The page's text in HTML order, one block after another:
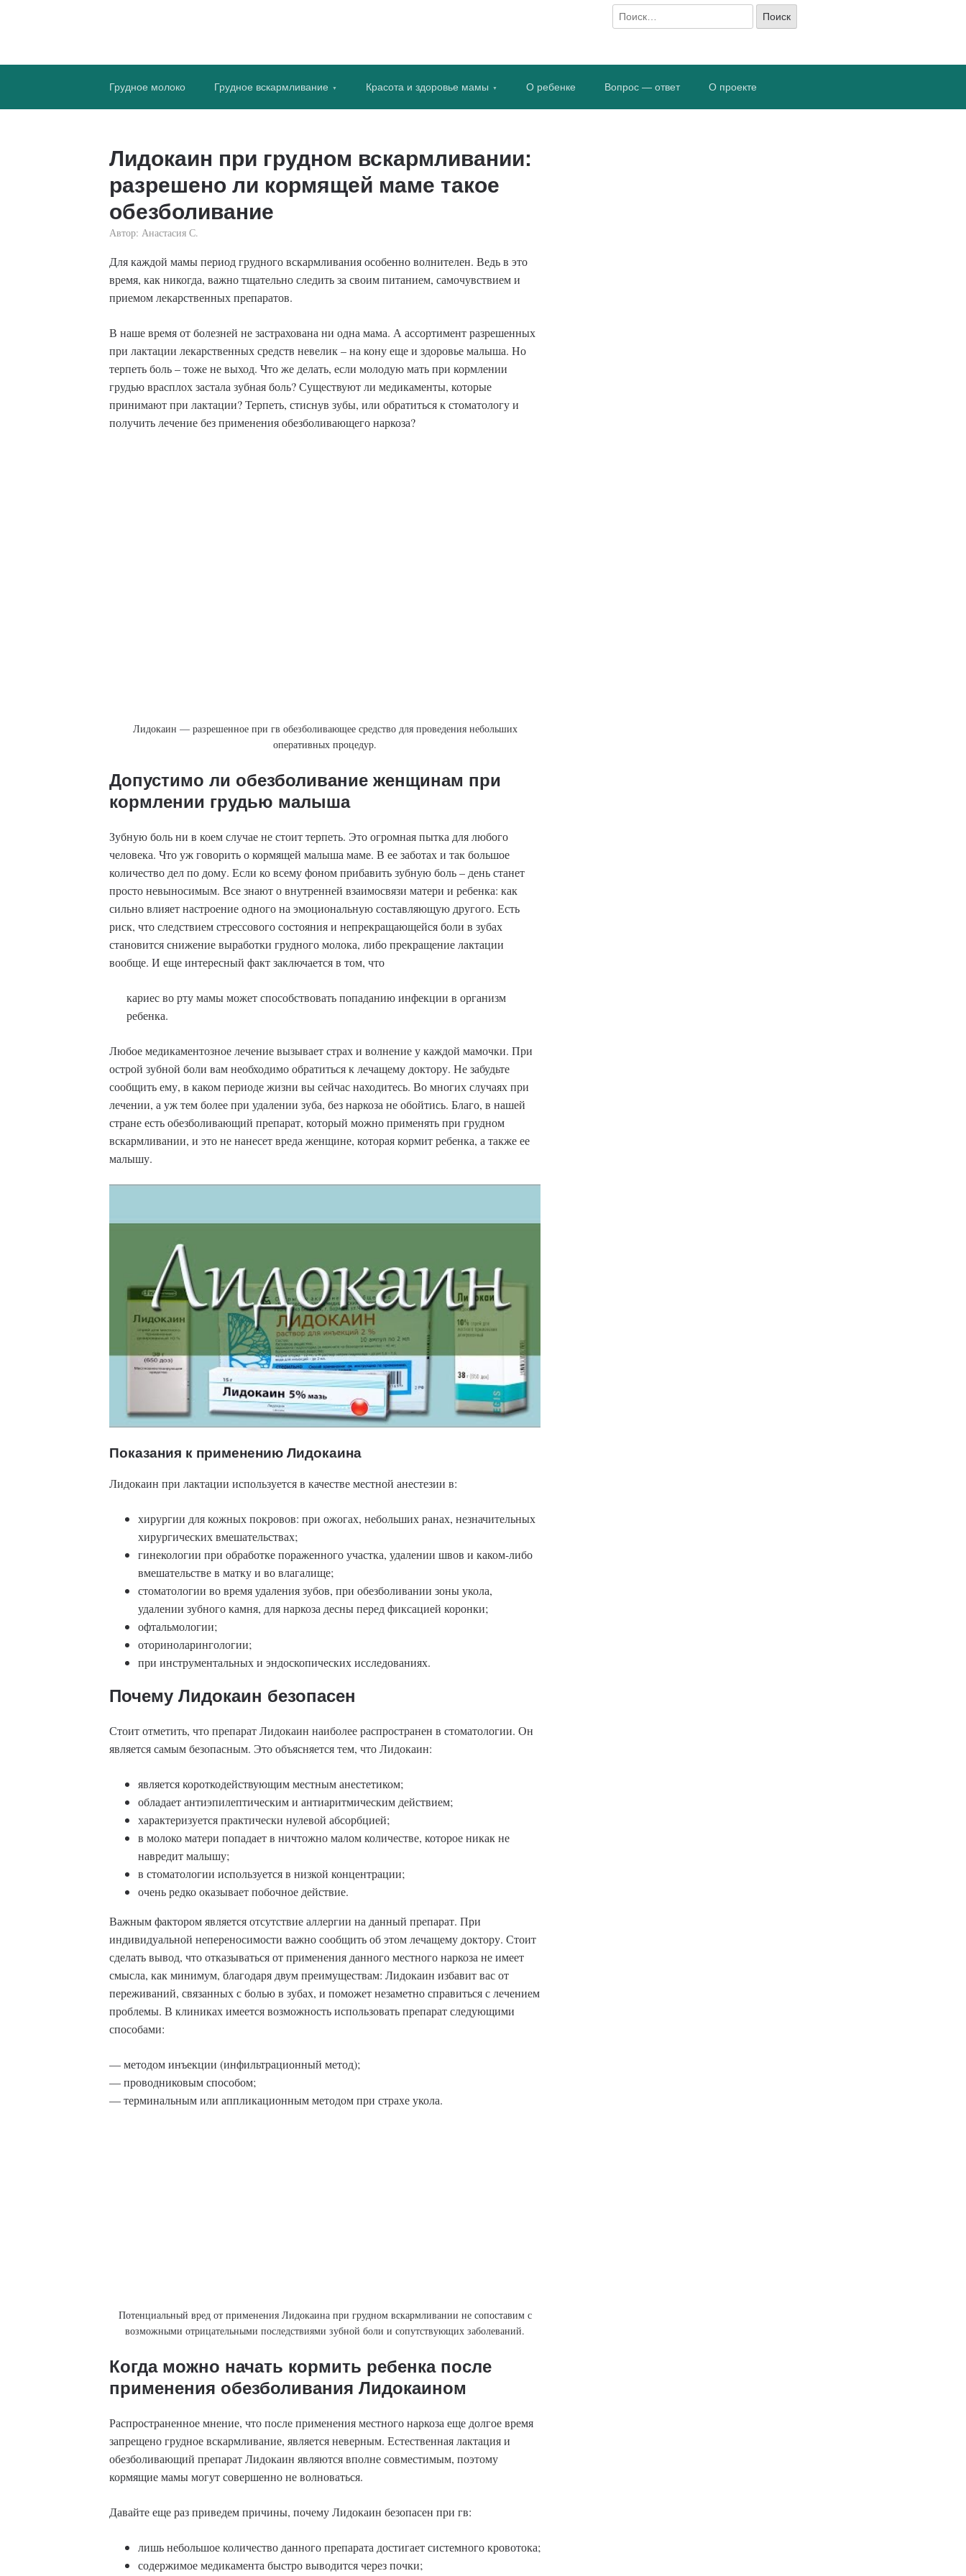
ПростоГВ
Грудное молоко Грудное вскармливание Красота и здоровье мамы О ребенке Вопрос — ответ О проекте
Лидокаин при грудном вскармливании:
разрешено ли кормящей маме такое
обезболивание
Автор: Анастасия С.
Для каждой мамы период грудного вскармливания особенно волнителен. Ведь в это
время, как никогда, важно тщательно следить за своим питанием, самочувствием и
приемом лекарственных препаратов.
В наше время от болезней не застрахована ни одна мама. А ассортимент разрешенных
при лактации лекарственных средств невелик – на кону еще и здоровье малыша. Но
терпеть боль – тоже не выход. Что же делать, если молодую мать при кормлении
грудью врасплох застала зубная боль? Существуют ли медикаменты, которые
принимают при лактации? Терпеть, стиснув зубы, или обратиться к стоматологу и
получить лечение без применения обезболивающего наркоза?
Лидокаин — разрешенное при гв обезболивающее средство для проведения небольших
оперативных процедур.
Допустимо ли обезболивание женщинам при
кормлении грудью малыша
Зубную боль ни в коем случае не стоит терпеть. Это огромная пытка для любого
человека. Что уж говорить о кормящей малыша маме. В ее заботах и так большое
количество дел по дому. Если ко всему фоном прибавить зубную боль – день станет
просто невыносимым. Все знают о внутренней взаимосвязи матери и ребенка: как
сильно влияет настроение одного на эмоциональную составляющую другого. Есть
риск, что следствием стрессового состояния и непрекращающейся боли в зубах
становится снижение выработки грудного молока, либо прекращение лактации
вообще. И еще интересный факт заключается в том, что
кариес во рту мамы может способствовать попаданию инфекции в организм
ребенка.
Любое медикаментозное лечение вызывает страх и волнение у каждой мамочки. При
острой зубной боли вам необходимо обратиться к лечащему доктору. Не забудьте
сообщить ему, в каком периоде жизни вы сейчас находитесь. Во многих случаях при
лечении, а уж тем более при удалении зуба, без наркоза не обойтись. Благо, в нашей
стране есть обезболивающий препарат, который можно применять при грудном
вскармливании, и это не нанесет вреда женщине, которая кормит ребенка, а также ее
малышу.
Показания к применению Лидокаина
Лидокаин при лактации используется в качестве местной анестезии в:
хирургии для кожных покровов: при ожогах, небольших ранах, незначительных
хирургических вмешательствах;
гинекологии при обработке пораженного участка, удалении швов и каком-либо
вмешательстве в матку и во влагалище;
стоматологии во время удаления зубов, при обезболивании зоны укола,
удалении зубного камня, для наркоза десны перед фиксацией коронки;
офтальмологии;
оториноларингологии;
при инструментальных и эндоскопических исследованиях.
Почему Лидокаин безопасен
Стоит отметить, что препарат Лидокаин наиболее распространен в стоматологии. Он
является самым безопасным. Это объясняется тем, что Лидокаин:
является короткодействующим местным анестетиком;
обладает антиэпилептическим и антиаритмическим действием;
характеризуется практически нулевой абсорбцией;
в молоко матери попадает в ничтожно малом количестве, которое никак не
навредит малышу;
в стоматологии используется в низкой концентрации;
очень редко оказывает побочное действие.
Важным фактором является отсутствие аллергии на данный препарат. При
индивидуальной непереносимости важно сообщить об этом лечащему доктору. Стоит
сделать вывод, что отказываться от применения данного местного наркоза не имеет
смысла, как минимум, благодаря двум преимуществам: Лидокаин избавит вас от
переживаний, связанных с болью в зубах, и поможет незаметно справиться с лечением
проблемы. В клиниках имеется возможность использовать препарат следующими
способами:
— методом инъекции (инфильтрационный метод);
— проводниковым способом;
— терминальным или аппликационным методом при страхе укола.
Потенциальный вред от применения Лидокаина при грудном вскармливании не сопоставим с
возможными отрицательными последствиями зубной боли и сопутствующих заболеваний.
Когда можно начать кормить ребенка после
применения обезболивания Лидокаином
Распространенное мнение, что после применения местного наркоза еще долгое время
запрещено грудное вскармливание, является неверным. Естественная лактация и
обезболивающий препарат Лидокаин являются вполне совместимым, поэтому
кормящие мамы могут совершенно не волноваться.
Давайте еще раз приведем причины, почему Лидокаин безопасен при гв:
лишь небольшое количество данного препарата достигает системного кровотока;
содержимое медикамента быстро выводится через почки;